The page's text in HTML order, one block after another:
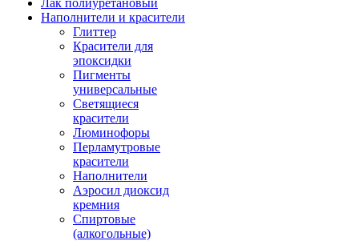
Лак полиуретановый
Наполнители и красители
Глиттер
Красители для
эпоксидки
Пигменты
универсальные
Светящиеся
красители
Люминофоры
Перламутровые
красители
Наполнители
Аэросил диоксид
кремния
Спиртовые
(алкогольные)